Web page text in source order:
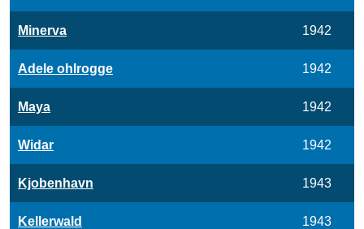
Minerva 1942
Adele ohlrogge 1942
Maya 1942
Widar 1942
Kjobenhavn 1943
Kellerwald 1943